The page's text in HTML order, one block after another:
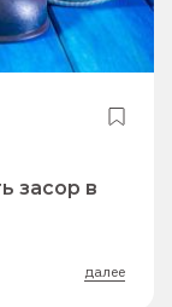
засор в
далее